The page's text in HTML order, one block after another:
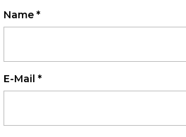
Name *
E-Mail *